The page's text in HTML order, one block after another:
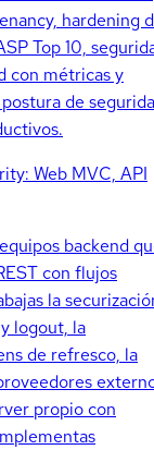
hardening
Top 10,
con métricas y
de
Web MVC, API
backend
con flujos
la
logout, la
de refresco, la
propio con